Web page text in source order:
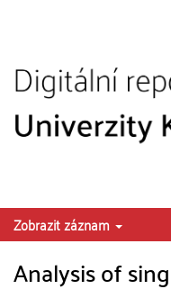
Zobrazit záznam
Analysis of